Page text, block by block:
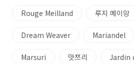
Rouge Meilland 루지 메이앙
Dream Weaver Mariandel
Marsuri 맛쯔리 Jardin